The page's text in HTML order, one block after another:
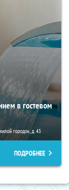
в гостевом
городок, д. 43
ПОДРОБНЕЕ